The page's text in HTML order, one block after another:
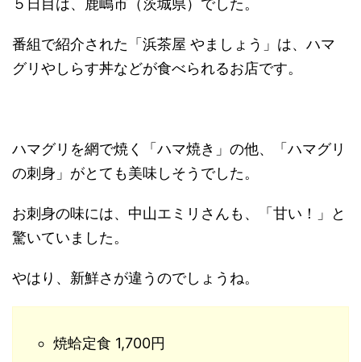
５日目は、鹿嶋市（茨城県）でした。
番組で紹介された「浜茶屋 やましょう」は、ハマ
グリやしらす丼などが食べられるお店です。
ハマグリを網で焼く「ハマ焼き」の他、「ハマグリ
の刺身」がとても美味しそうでした。
お刺身の味には、中山エミリさんも、「甘い！」と
驚いていました。
やはり、新鮮さが違うのでしょうね。
焼蛤定食 1,700円